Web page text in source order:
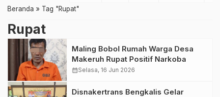
Beranda » Tag "Rupat"
Rupat
Maling Bobol Rumah Warga Desa
Makeruh Rupat Positif Narkoba
calendar_monthSelasa, 16 Jun 2026
Disnakertrans Bengkalis Gelar